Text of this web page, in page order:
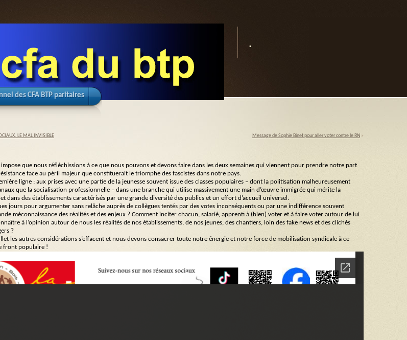
.
des CFA BTP paritaires
LE MAL INVISIBLE Message de Sophie Binet pour aller voter contre le RN »
impose que nous réfléchissions à ce que nous pouvons et devons faire dans les deux semaines qui viennent pour prendre notre part
face au péril majeur que constituerait le triomphe des fascistes dans notre pays.
ligne : aux prises avec une partie de la jeunesse souvent issue des classes populaires – dont la politisation malheureusement
que la socialisation professionnelle – dans une branche qui utilise massivement une main d’œuvre immigrée qui mérite la
dans des établissements caractérisés par une grande diversité des publics et un effort d’accueil universel.
jours pour argumenter sans relâche auprès de collègues tentés par des votes inconséquents ou par une indifférence souvent
méconnaissance des réalités et des enjeux ? Comment inciter chacun, salarié, apprenti à (bien) voter et à faire voter autour de lui
à l’opinion autour de nous les réalités de nos établissements, de nos jeunes, des chantiers, loin des fake news et des clichés
?
les autres considérations s’effacent et nous devons consacrer toute notre énergie et notre force de mobilisation syndicale à ce
front populaire !